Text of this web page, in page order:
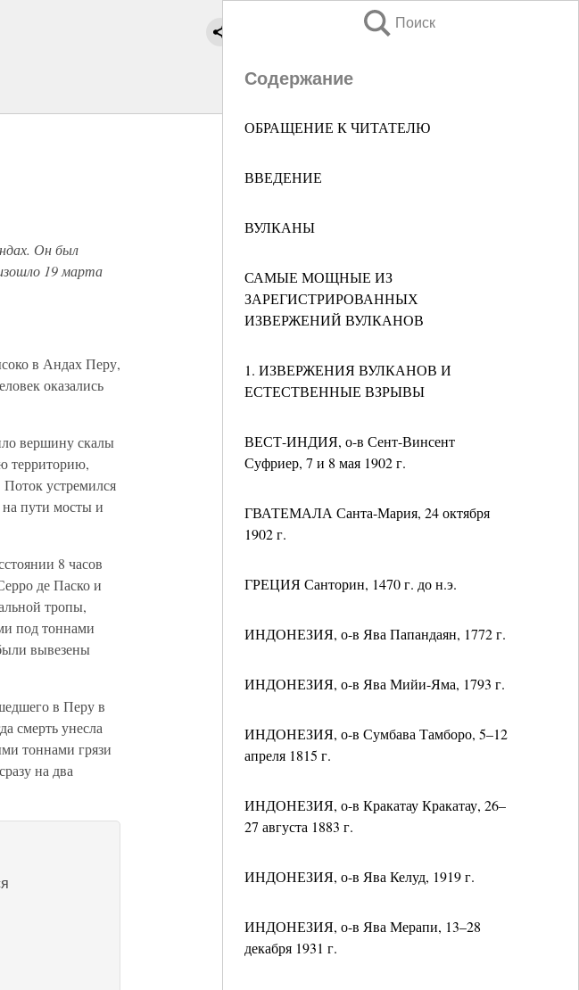
Поиск
Содержание
ОБРАЩЕНИЕ К ЧИТАТЕЛЮ
ВВЕДЕНИЕ
ВУЛКАНЫ
САМЫЕ МОЩНЫЕ ИЗ
ЗАРЕГИСТРИРОВАННЫХ
ИЗВЕРЖЕНИЙ ВУЛКАНОВ
1. ИЗВЕРЖЕНИЯ ВУЛКАНОВ И
ЕСТЕСТВЕННЫЕ ВЗРЫВЫ
ВЕСТ-ИНДИЯ, о-в Сент-Винсент
Суфриер, 7 и 8 мая 1902 г.
ГВАТЕМАЛА Санта-Мария, 24 октября
1902 г.
ГРЕЦИЯ Санторин, 1470 г. до н.э.
ИНДОНЕЗИЯ, о-в Ява Папандаян, 1772 г.
ИНДОНЕЗИЯ, о-в Ява Мийи-Яма, 1793 г.
ИНДОНЕЗИЯ, о-в Сумбава Тамборо, 5–12
апреля 1815 г.
ИНДОНЕЗИЯ, о-в Кракатау Кракатау, 26–
27 августа 1883 г.
ИНДОНЕЗИЯ, о-в Ява Келуд, 1919 г.
ИНДОНЕЗИЯ, о-в Ява Мерапи, 13–28
декабря 1931 г.
Он был
19 марта
в Андах Перу,
оказались
вершину скалы
территорию,
устремился
пути мосты и
8 часов
де Паско и
тропы,
под тоннами
вывезены
в Перу в
смерть унесла
тоннами грязи
на два